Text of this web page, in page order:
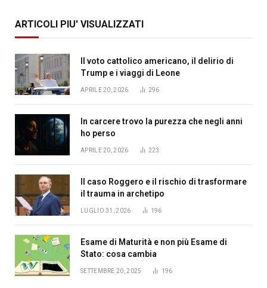
ARTICOLI PIU' VISUALIZZATI
Il voto cattolico americano, il delirio di
Trump e i viaggi di Leone
APRILE 20, 2026 296
In carcere trovo la purezza che negli anni
ho perso
APRILE 20, 2026 223
Il caso Roggero e il rischio di trasformare
il trauma in archetipo
LUGLIO 31, 2026 196
Esame di Maturità e non più Esame di
Stato: cosa cambia
SETTEMBRE 20, 2025 196